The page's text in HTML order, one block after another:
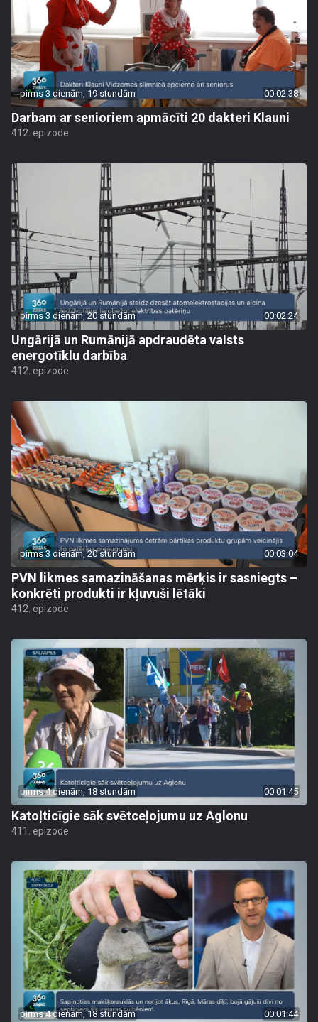
pirms 3 dienām, 19 stundām 00:02:38
Darbam ar senioriem apmācīti 20 dakteri Klauni
412. epizode
pirms 3 dienām, 20 stundām 00:02:24
Ungārijā un Rumānijā apdraudēta valsts
energotīklu darbība
412. epizode
pirms 3 dienām, 20 stundām 00:03:04
PVN likmes samazināšanas mērķis ir sasniegts –
konkrēti produkti ir kļuvuši lētāki
412. epizode
pirms 4 dienām, 18 stundām 00:01:45
Katoļticīgie sāk svētceļojumu uz Aglonu
411. epizode
pirms 4 dienām, 18 stundām 00:01:44